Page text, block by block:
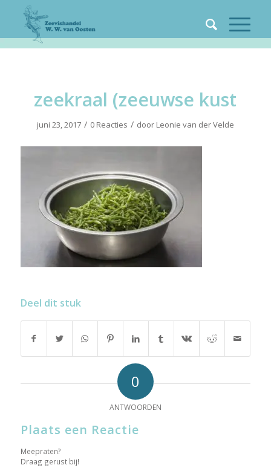
zeekraal (zeeuwse kust
juni 23, 2017 / 0 Reacties / door Leonie van der Velde
Deel dit stuk
0
ANTWOORDEN
Plaats een Reactie
Meepraten?
Draag gerust bij!